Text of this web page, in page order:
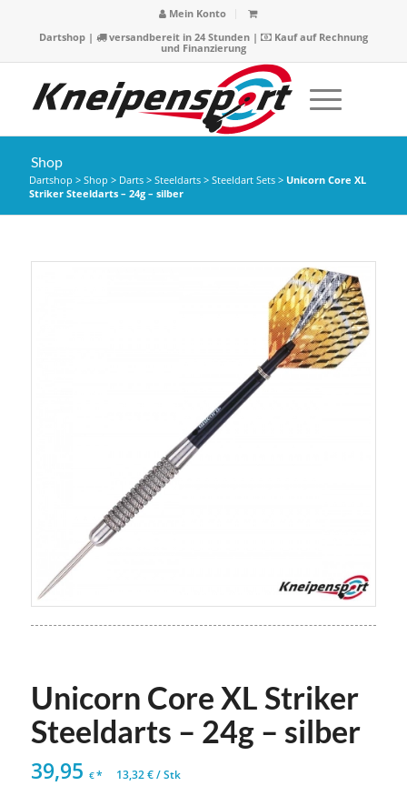
Mein Konto
Dartshop| versandbereit in 24 Stunden |
Kauf auf Rechnung
und Finanzierung
Shop
Dartshop > Shop > Darts> Steeldarts> Steeldart Sets> Unicorn Core XL
Striker Steeldarts – 24g – silber
Unicorn Core XL Striker
Steeldarts – 24g – silber
39,95 €* 13,32€/Stk